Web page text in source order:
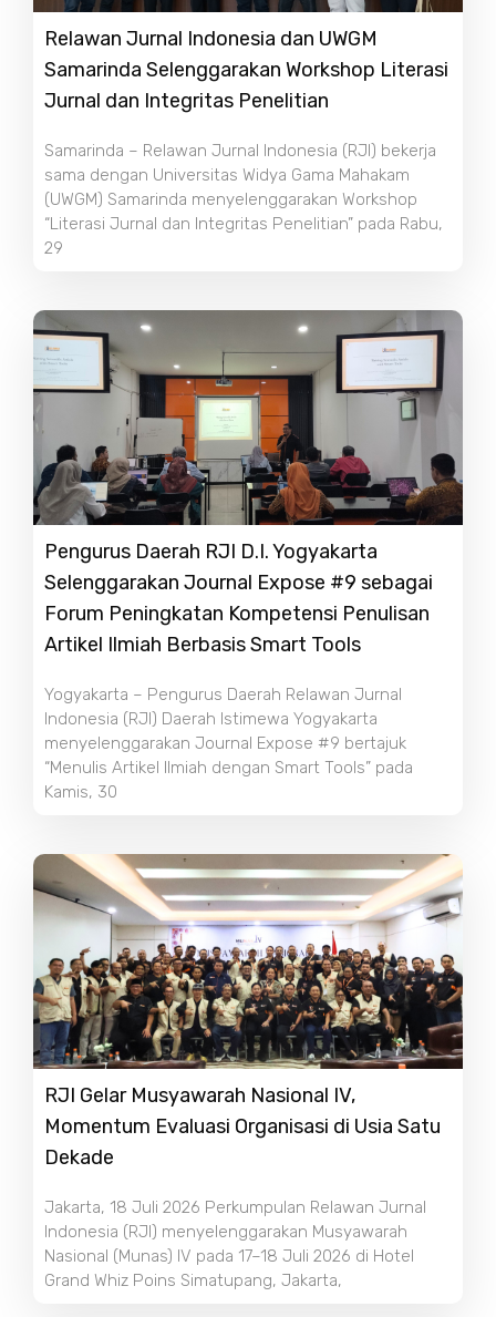
Relawan Jurnal Indonesia dan UWGM
Samarinda Selenggarakan Workshop Literasi
Jurnal dan Integritas Penelitian
Samarinda – Relawan Jurnal Indonesia (RJI) bekerja
sama dengan Universitas Widya Gama Mahakam
(UWGM) Samarinda menyelenggarakan Workshop
“Literasi Jurnal dan Integritas Penelitian” pada Rabu,
29
Pengurus Daerah RJI D.I. Yogyakarta
Selenggarakan Journal Expose #9 sebagai
Forum Peningkatan Kompetensi Penulisan
Artikel Ilmiah Berbasis Smart Tools
Yogyakarta – Pengurus Daerah Relawan Jurnal
Indonesia (RJI) Daerah Istimewa Yogyakarta
menyelenggarakan Journal Expose #9 bertajuk
“Menulis Artikel Ilmiah dengan Smart Tools” pada
Kamis, 30
RJI Gelar Musyawarah Nasional IV,
Momentum Evaluasi Organisasi di Usia Satu
Dekade
Jakarta, 18 Juli 2026 Perkumpulan Relawan Jurnal
Indonesia (RJI) menyelenggarakan Musyawarah
Nasional (Munas) IV pada 17–18 Juli 2026 di Hotel
Grand Whiz Poins Simatupang, Jakarta,